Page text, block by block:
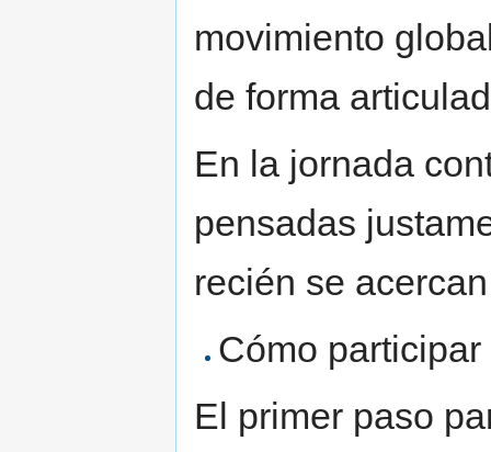
movimiento
de forma
En la jornada
pensadas
recién se
Cómo participar
El primer paso